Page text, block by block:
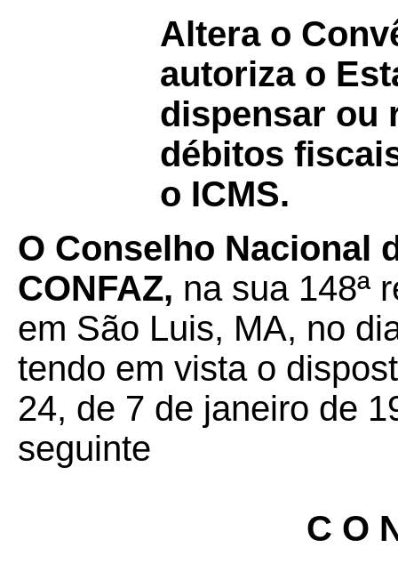
Altera o
autoriza o
dispensar ou
débitos
o ICMS.
O Conselho Nacional
CONFAZ, na sua 148ª
em São Luis, MA, no
tendo em vista o
24, de 7 de janeiro de
seguinte
C O